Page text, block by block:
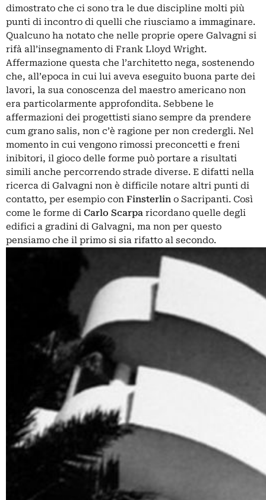
dimostrato che ci sono tra le due discipline molti più
punti di incontro di quelli che riusciamo a immaginare.
Qualcuno ha notato che nelle proprie opere Galvagni si
rifà all’insegnamento di Frank Lloyd Wright.
Affermazione questa che l’architetto nega, sostenendo
che, all’epoca in cui lui aveva eseguito buona parte dei
lavori, la sua conoscenza del maestro americano non
era particolarmente approfondita. Sebbene le
affermazioni dei progettisti siano sempre da prendere
cum grano salis, non c’è ragione per non credergli. Nel
momento in cui vengono rimossi preconcetti e freni
inibitori, il gioco delle forme può portare a risultati
simili anche percorrendo strade diverse. E difatti nella
ricerca di Galvagni non è difficile notare altri punti di
contatto, per esempio con Finsterlin o Sacripanti. Così
come le forme di Carlo Scarpa ricordano quelle degli
edifici a gradini di Galvagni, ma non per questo
pensiamo che il primo si sia rifatto al secondo.